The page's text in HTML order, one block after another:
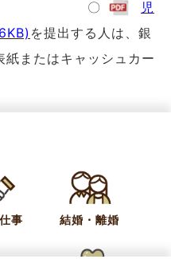
児
を提出する人は、銀
またはキャッシュカー
・中学校 児童福祉
事 結婚・離婚